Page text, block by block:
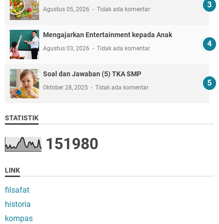
Agustus 05, 2026 Tidak ada komentar
Mengajarkan Entertainment kepada Anak
Agustus 03, 2026 Tidak ada komentar
Soal dan Jawaban (5) TKA SMP
Oktober 28, 2025 Tidak ada komentar
STATISTIK
151980
LINK
filsafat
historia
kompas